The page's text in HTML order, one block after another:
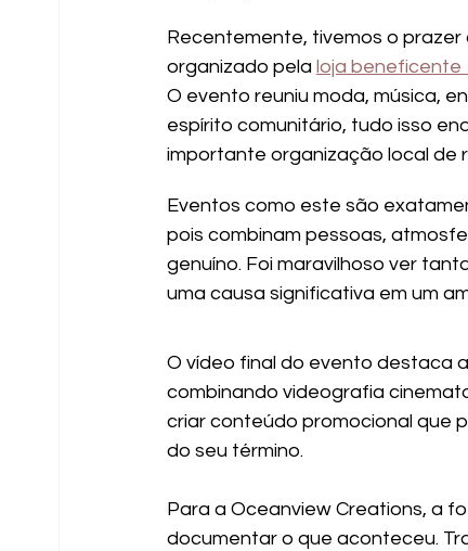
Recentemente, tivemos o
organizado pela loja beneficente
O evento reuniu moda, música,
espírito comunitário, tudo isso
importante organização local de
Eventos como este são
pois combinam pessoas,
genuíno. Foi maravilhoso ver
uma causa significativa em um
O vídeo final do evento destaca
combinando videografia
criar conteúdo promocional que
do seu término.
Para a Oceanview Creations, a
documentar o que aconteceu.